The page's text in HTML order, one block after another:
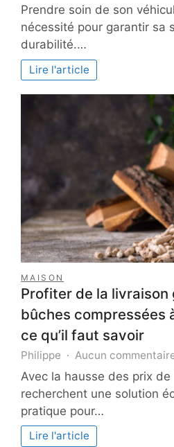
Prendre soin de son
nécessité pour garantir sa
durabilité.…
Lire l'article
MAISON
Profiter de la livraison
bûches compressées
ce qu’il faut savoir
Philippe Aucun
Avec la hausse des prix de
recherchent une solution
pratique pour…
Lire l'article